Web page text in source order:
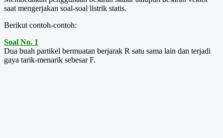
saat mengerjakan soal-soal listrik statis.
Berikut contoh-contoh:
Soal No. 1
Dua buah partikel bermuatan berjarak R satu sama lain dan terjadi
gaya tarik-menarik sebesar F.